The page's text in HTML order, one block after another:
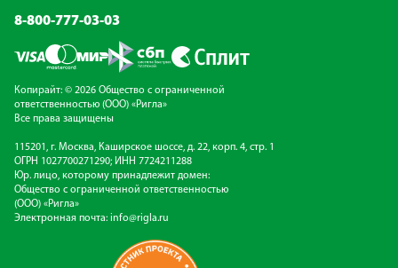
8-800-777-03-03
Копирайт: © 2026 Общество с ограниченной
ответственностью (ООО) «Ригла»
Все права защищены
115201, г. Москва, Каширское шоссе, д. 22, корп. 4, стр. 1
ОГРН 1027700271290; ИНН 7724211288
Юр. лицо, которому принадлежит домен:
Общество с ограниченной ответственностью
(ООО) «Ригла»
Электронная почта: info@rigla.ru